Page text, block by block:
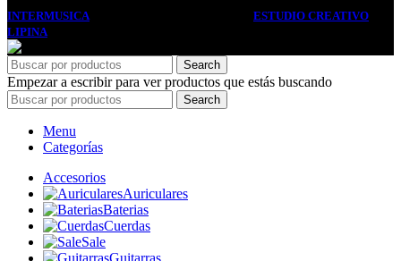
INTERMUSICA
ESTUDIO CREATIVO
LIPINA. PREMIUM E-COMMERCE SOLUTIONS.
Search
Empezar a escribir para ver productos que estás buscando
Search
Menu
Categorías
Accesorios
Auriculares
Baterias
Cuerdas
Sale
Guitarras